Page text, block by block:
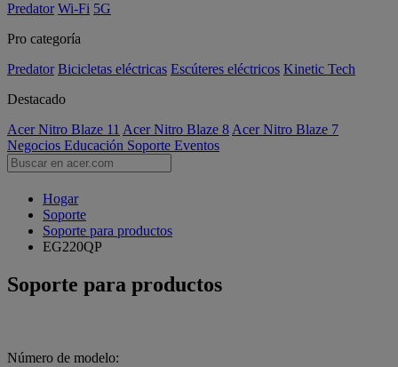
Predator Wi-Fi 5G
Pro categoría
Predator Bicicletas eléctricas Escúteres eléctricos Kinetic Tech
Destacado
Acer Nitro Blaze 11 Acer Nitro Blaze 8 Acer Nitro Blaze 7
Negocios Educación Soporte Eventos
Hogar
Soporte
Soporte para productos
EG220QP
Soporte para productos
Número de modelo: